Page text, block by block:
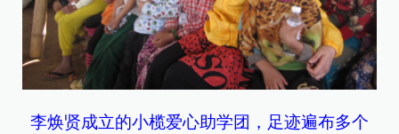
李焕贤成立的小榄爱心助学团，足迹遍布多个